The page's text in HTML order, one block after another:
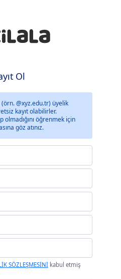
Ol
@xyz.edu.tr) üyelik
kayıt olabilirler.
öğrenmek için
göz atınız.
SÖZLEŞMESİNİkabul etmiş